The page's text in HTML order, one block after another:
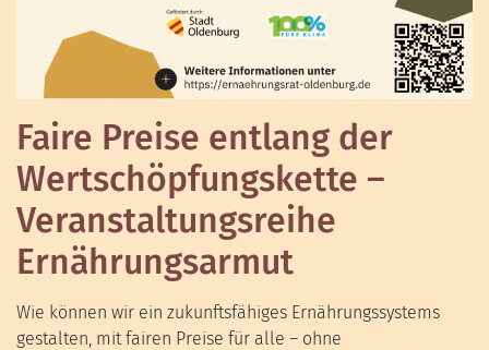
Faire Preise entlang der
Wertschöpfungskette –
Veranstaltungsreihe
Ernährungsarmut
Wie können wir ein zukunftsfähiges Ernährungssystems
gestalten, mit fairen Preise für alle – ohne